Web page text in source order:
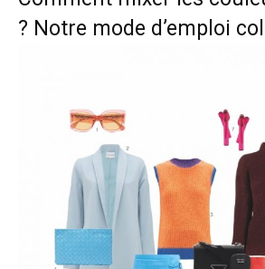
? Notre mode d’emploi